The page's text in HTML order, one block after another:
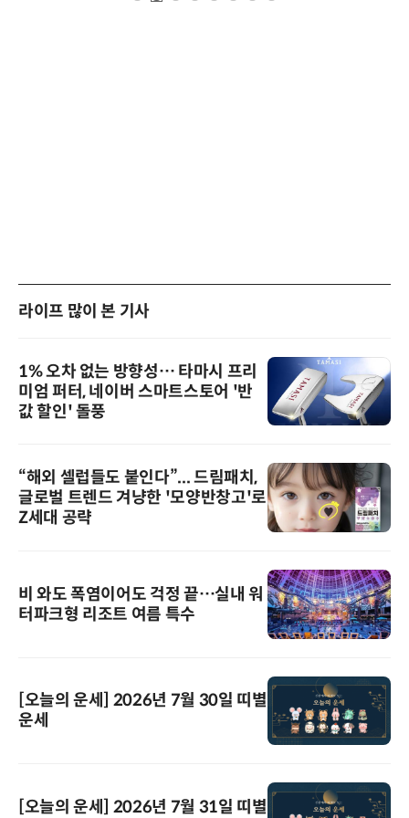
라이프 많이 본 기사
1% 오차 없는 방향성… 타마시 프리
미엄 퍼터, 네이버 스마트스토어 '반
값 할인' 돌풍
“해외 셀럽들도 붙인다”... 드림패치,
글로벌 트렌드 겨냥한 '모양반창고'로
Z세대 공략
비 와도 폭염이어도 걱정 끝…실내 워
터파크형 리조트 여름 특수
[오늘의 운세] 2026년 7월 30일 띠별
운세
[오늘의 운세] 2026년 7월 31일 띠별